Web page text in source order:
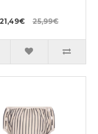
21,49€ 25,99€